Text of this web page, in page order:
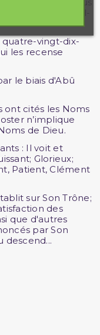
[Sourate Al-
quatre-vingt-dix-
les recense
le biais d'Abû
ont cités les Noms
n’implique
de Dieu.
: Il voit et
Glorieux;
Patient, Clément
sur Son Trône;
des
que d'autres
par Son
descend...